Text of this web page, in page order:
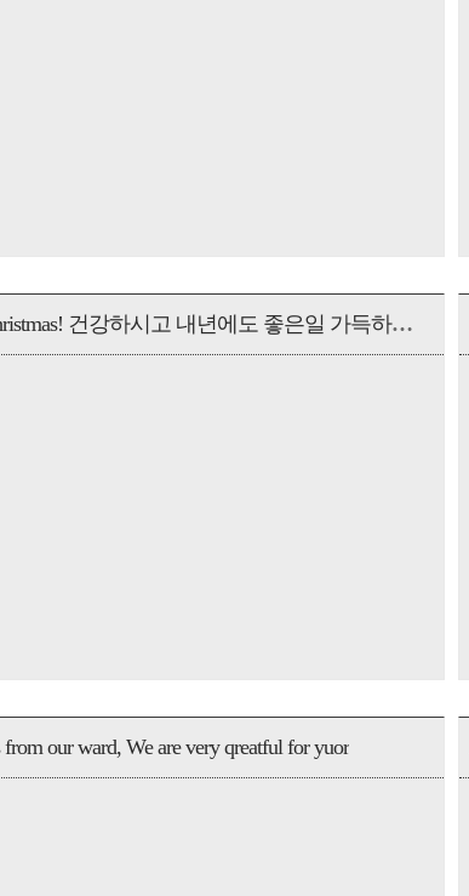
Merry Christmas! 건강하시고 내년에도 좋은일 가득하시길 바랍니다.
from our ward, We are very qreatful for yuor